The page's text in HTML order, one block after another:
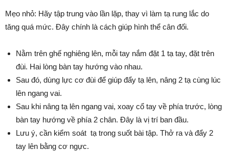
Mẹo nhỏ: Hãy tập trung vào lần lặp, thay vì làm tạ rung lắc do
tăng quá mức. Đây chính là cách giúp hình thể cân đối.
Nằm trên ghế nghiêng lên, mỗi tay nắm đặt 1 tạ tay, đặt trên
đùi. Hai lòng bàn tay hướng vào nhau.
Sau đó, dùng lực cơ đùi để giúp đẩy tạ lên, nâng 2 tạ cùng lúc
lên ngang vai.
Sau khi nâng tạ lên ngang vai, xoay cổ tay về phía trước, lòng
bàn tay hướng về phía 2 chân. Đây là vị trí ban đầu.
Lưu ý, cần kiểm soát tạ trong suốt bài tập. Thở ra và đẩy 2
tay lên bằng cơ ngực.